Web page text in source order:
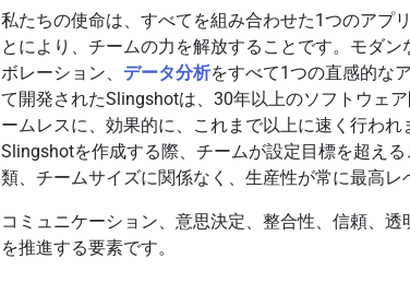
私たちの使命は、すべてを組み合わせた1つのアプ
とにより、チームの力を解放することです。モダ
ボレーション、 データ分析をすべて1つの直感的な
て開発されたSlingshotは、30年以上のソフトウェ
ームレスに、効果的に、これまで以上に速く行われ
Slingshotを作成する際、チームが設定目標を超え
類、チームサイズに関係なく、生産性が常に最高レ
コミュニケーション、意思決定、整合性、信頼、
を推進する要素です。